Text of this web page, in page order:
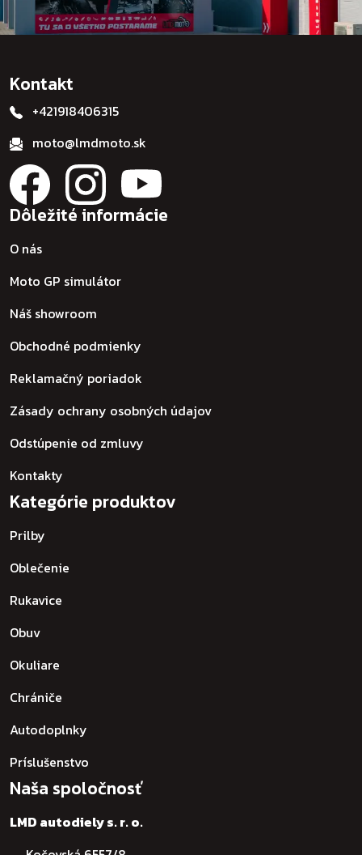
Kontakt
+421918406315
moto@lmdmoto.sk
Dôležité informácie
O nás
Moto GP simulátor
Náš showroom
Obchodné podmienky
Reklamačný poriadok
Zásady ochrany osobných údajov
Odstúpenie od zmluvy
Kontakty
Kategórie produktov
Prilby
Oblečenie
Rukavice
Obuv
Okuliare
Chrániče
Autodoplnky
Príslušenstvo
Naša spoločnosť
LMD autodiely s. r. o.